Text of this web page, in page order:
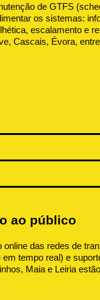
de GTFS
os sistemas:
escalamento e
Cascais, Évora,
ao público
online das redes de
em tempo real) e
Maia e Leiria